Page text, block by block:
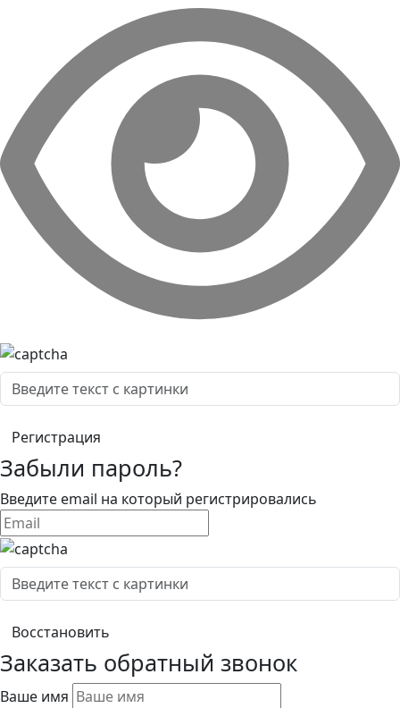
Забыли пароль?
Введите email на который регистрировались
Заказать обратный звонок
Ваше имя